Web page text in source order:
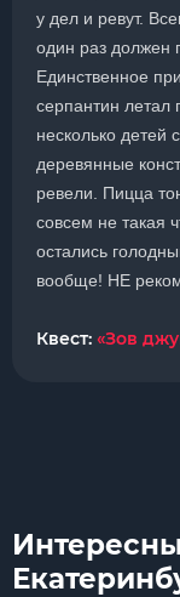
у дел и ревут.
один раз должен
Единственное
серпантин летал
несколько детей
деревянные
ревели. Пицца
совсем не такая
остались
вообще! НЕ
Квест: «Зов